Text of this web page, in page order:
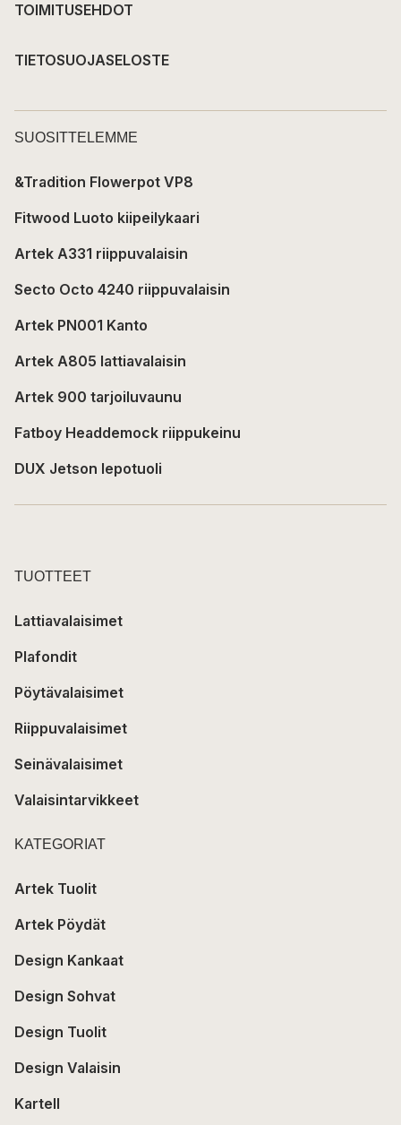
TOIMITUSEHDOT
TIETOSUOJASELOSTE
SUOSITTELEMME
&Tradition Flowerpot VP8
Fitwood Luoto kiipeilykaari
Artek A331 riippuvalaisin
Secto Octo 4240 riippuvalaisin
Artek PN001 Kanto
Artek A805 lattiavalaisin
Artek 900 tarjoiluvaunu
Fatboy Headdemock riippukeinu
DUX Jetson lepotuoli
TUOTTEET
Lattiavalaisimet
Plafondit
Pöytävalaisimet
Riippuvalaisimet
Seinävalaisimet
Valaisintarvikkeet
KATEGORIAT
Artek Tuolit
Artek Pöydät
Design Kankaat
Design Sohvat
Design Tuolit
Design Valaisin
Kartell